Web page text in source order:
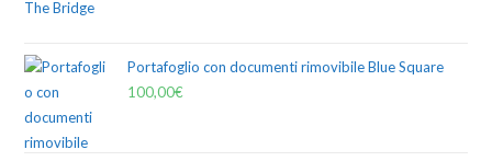
Portafoglio con documenti rimovibile Blue Square
100,00€